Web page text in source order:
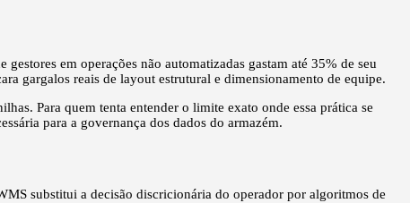
em operações não automatizadas gastam até 35% de seu
gargalos reais de layout estrutural e dimensionamento de equipe.
Para quem tenta entender o limite exato onde essa prática se
para a governança dos dados do armazém.
substitui a decisão discricionária do operador por algoritmos de